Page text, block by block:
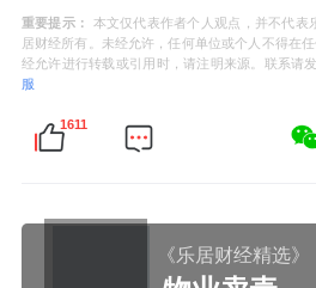
太路，价格预计会优惠。
4000万一套，在这个地段
24.85亿竞得静
重要提示：
本文仅代表作者个人观点，并不代表
居财经所有。未经允许，任何单位或个人不得在
经允许进行转载或引用时，请注明来源。联系请
服
1611
《乐居财经精选》